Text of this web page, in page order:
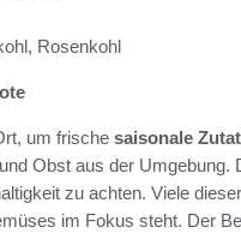
Rosenkohl
um frische saisonale
Obst aus der
zu achten. Viele
im Fokus steht. Der